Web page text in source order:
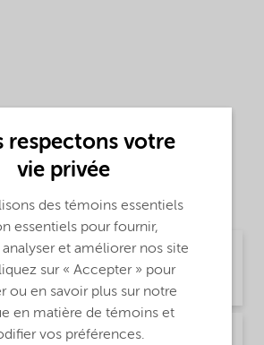
Applications (English)
slurry seal microsurfacing -
respectons votre
vie privée
des témoins essentiels
essentiels pour fournir,
analyser et améliorer nos site
sur « Accepter » pour
ou en savoir plus sur notre
en matière de témoins et
vos préférences.